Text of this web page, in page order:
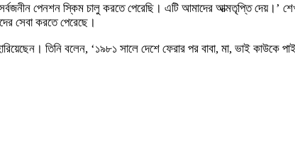
পেনশন স্কিম চালু করতে পেরেছি। এটি আমাদের আত্মতৃপ্তি দেয়।’ শেখ
সেবা করতে পেরেছে।
তিনি বলেন, ‘১৯৮১ সালে দেশে ফেরার পর বাবা, মা, ভাই কাউকে